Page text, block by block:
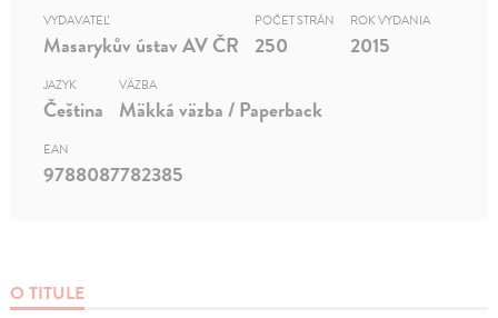
O TITULE
VYDAVATEĽ
Masarykův ústav AV ČR
POČET STRÁN
250
ROK VYDANIA
2015
JAZYK
Čeština
VÄZBA
Mäkká väzba / Paperback
EAN
9788087782385